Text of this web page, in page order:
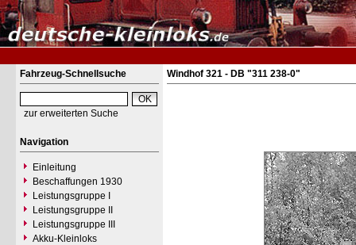
Fahrzeug-Schnellsuche
zur erweiterten Suche
Navigation
Einleitung
Beschaffungen 1930
Leistungsgruppe I
Leistungsgruppe II
Leistungsgruppe III
Akku-Kleinloks
Windhof 321 - DB "311 238-0"